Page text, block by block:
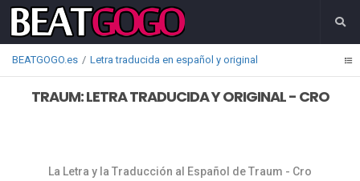
BEATGOGO.es Letra traducida en español y original
TRAUM: LETRA TRADUCIDA Y ORIGINAL - CRO
La Letra y la Traducción al Español de Traum - Cro